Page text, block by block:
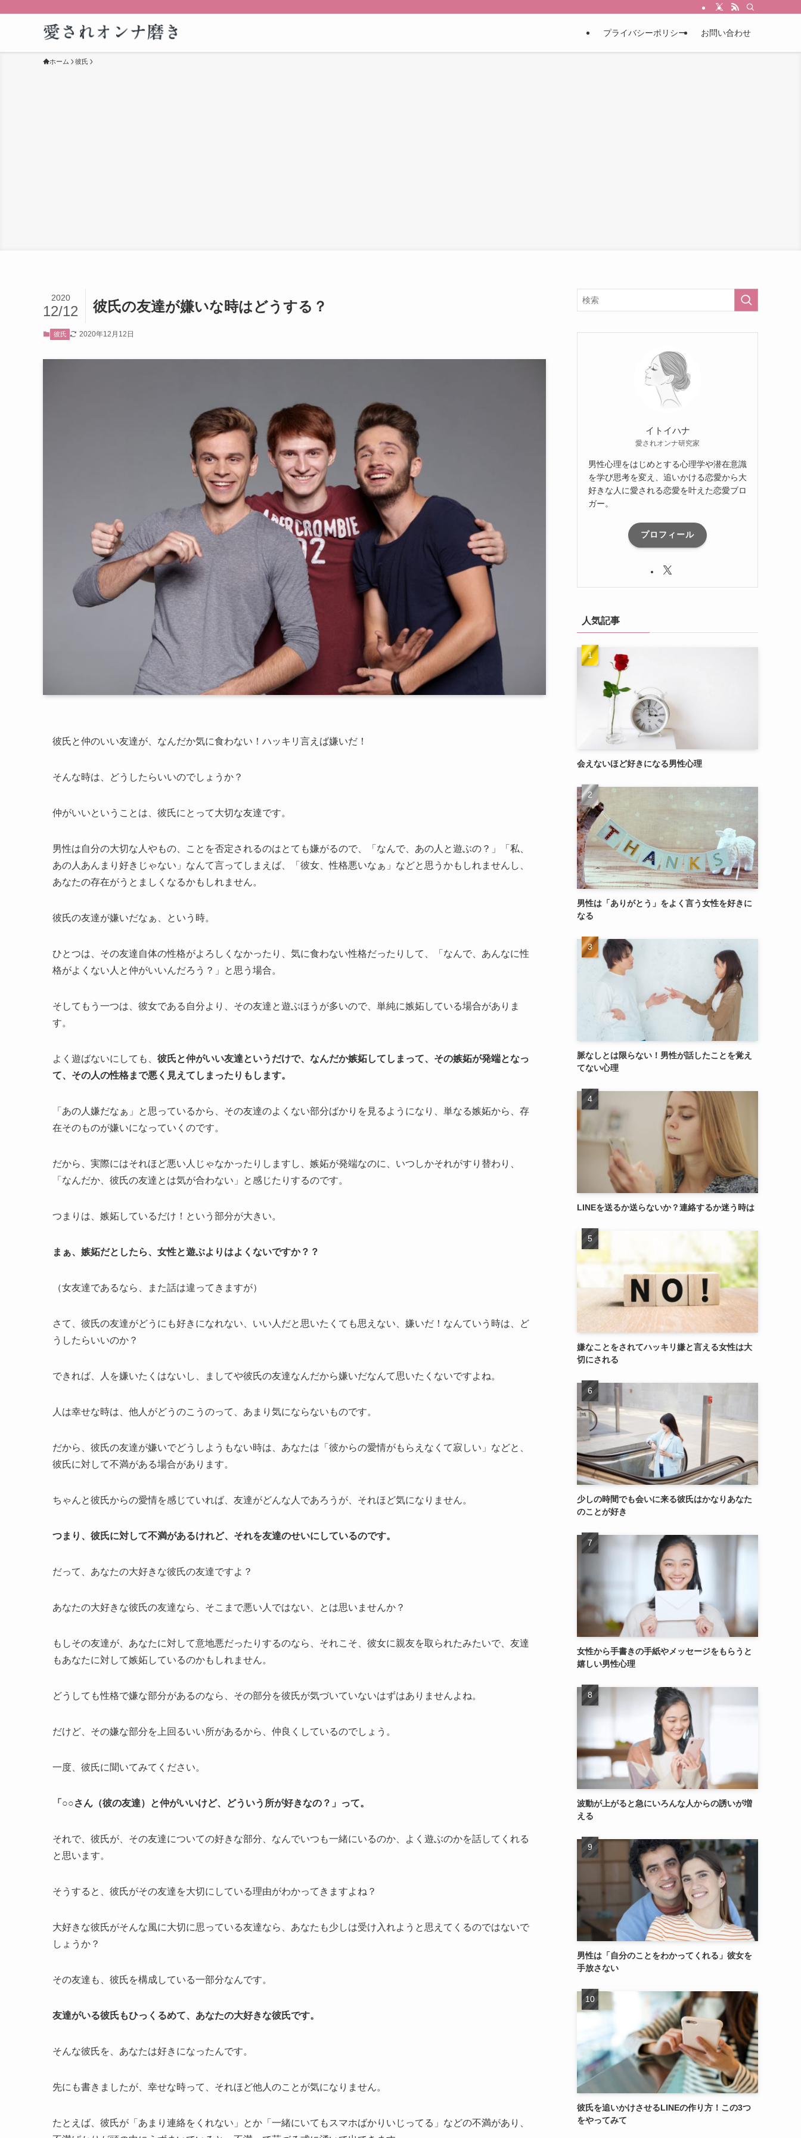
プライバシーポリシー お問い合わせ
ホーム 彼氏
彼氏の友達が嫌いな時はどうする？
2020
12/12
彼氏 2020年12月12日
彼氏と仲のいい友達が、なんだか気に食わない！ハッキリ言えば嫌いだ！
そんな時は、どうしたらいいのでしょうか？
仲がいいということは、彼氏にとって大切な友達です。
男性は自分の大切な人やもの、ことを否定されるのはとても嫌がるので、「なんで、あの人と遊ぶの？」「私、
あの人あんまり好きじゃない」なんて言ってしまえば、「彼女、性格悪いなぁ」などと思うかもしれませんし、
あなたの存在がうとましくなるかもしれません。
彼氏の友達が嫌いだなぁ、という時。
ひとつは、その友達自体の性格がよろしくなかったり、気に食わない性格だったりして、「なんで、あんなに性
格がよくない人と仲がいいんだろう？」と思う場合。
そしてもう一つは、彼女である自分より、その友達と遊ぶほうが多いので、単純に嫉妬している場合がありま
す。
よく遊ばないにしても、 彼氏と仲がいい友達というだけで、なんだか嫉妬してしまって、その嫉妬が発端となっ
て、その人の性格まで悪く見えてしまったりもします。
「あの人嫌だなぁ」と思っているから、その友達のよくない部分ばかりを見るようになり、単なる嫉妬から、存
在そのものが嫌いになっていくのです。
だから、実際にはそれほど悪い人じゃなかったりしますし、嫉妬が発端なのに、いつしかそれがすり替わり、
「なんだか、彼氏の友達とは気が合わない」と感じたりするのです。
つまりは、嫉妬しているだけ！という部分が大きい。
まぁ、嫉妬だとしたら、女性と遊ぶよりはよくないですか？？
（女友達であるなら、また話は違ってきますが）
さて、彼氏の友達がどうにも好きになれない、いい人だと思いたくても思えない、嫌いだ！なんていう時は、ど
うしたらいいのか？
できれば、人を嫌いたくはないし、ましてや彼氏の友達なんだから嫌いだなんて思いたくないですよね。
人は幸せな時は、他人がどうのこうのって、あまり気にならないものです。
だから、彼氏の友達が嫌いでどうしようもない時は、あなたは「彼からの愛情がもらえなくて寂しい」などと、
彼氏に対して不満がある場合があります。
ちゃんと彼氏からの愛情を感じていれば、友達がどんな人であろうが、それほど気になりません。
つまり、彼氏に対して不満があるけれど、それを友達のせいにしているのです。
だって、あなたの大好きな彼氏の友達ですよ？
あなたの大好きな彼氏の友達なら、そこまで悪い人ではない、とは思いませんか？
もしその友達が、あなたに対して意地悪だったりするのなら、それこそ、彼女に親友を取られたみたいで、友達
もあなたに対して嫉妬しているのかもしれません。
どうしても性格で嫌な部分があるのなら、その部分を彼氏が気づいていないはずはありませんよね。
だけど、その嫌な部分を上回るいい所があるから、仲良くしているのでしょう。
一度、彼氏に聞いてみてください。
「○○さん（彼の友達）と仲がいいけど、どういう所が好きなの？」って。
それで、彼氏が、その友達についての好きな部分、なんでいつも一緒にいるのか、よく遊ぶのかを話してくれる
と思います。
そうすると、彼氏がその友達を大切にしている理由がわかってきますよね？
大好きな彼氏がそんな風に大切に思っている友達なら、あなたも少しは受け入れようと思えてくるのではないで
しょうか？
その友達も、彼氏を構成している一部分なんです。
友達がいる彼氏もひっくるめて、あなたの大好きな彼氏です。
そんな彼氏を、あなたは好きになったんです。
先にも書きましたが、幸せな時って、それほど他人のことが気になりません。
たとえば、彼氏が「あまり連絡をくれない」とか「一緒にいてもスマホばかりいじってる」などの不満があり、
イトイハナ
愛されオンナ研究家
男性心理をはじめとする心理学や潜在意識
を学び思考を変え、追いかける恋愛から大
好きな人に愛される恋愛を叶えた恋愛ブロ
ガー。
プロフィール
人気記事
会えないほど好きになる男性心理
男性は「ありがとう」をよく言う女性を好きに
なる
脈なしとは限らない！男性が話したことを覚え
てない心理
LINEを送るか送らないか？連絡するか迷う時は
嫌なことをされてハッキリ嫌と言える女性は大
切にされる
少しの時間でも会いに来る彼氏はかなりあなた
のことが好き
女性から手書きの手紙やメッセージをもらうと
嬉しい男性心理
波動が上がると急にいろんな人からの誘いが増
える
男性は「自分のことをわかってくれる」彼女を
手放さない
彼氏を追いかけさせるLINEの作り方！この3つ
をやってみて